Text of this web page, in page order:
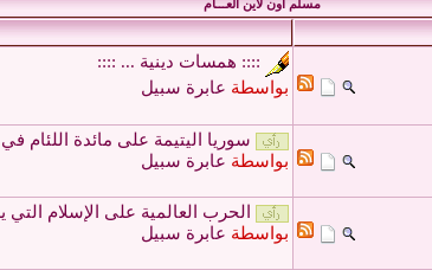
مسلم أون لاين العـــام
:::: همسات دينية ... ::::
بواسطة عابرة سبيل
سوريا اليتيمة على مائدة اللئام
بواسطة عابرة سبيل
الحرب العالمية على الإسلام التي
بواسطة عابرة سبيل